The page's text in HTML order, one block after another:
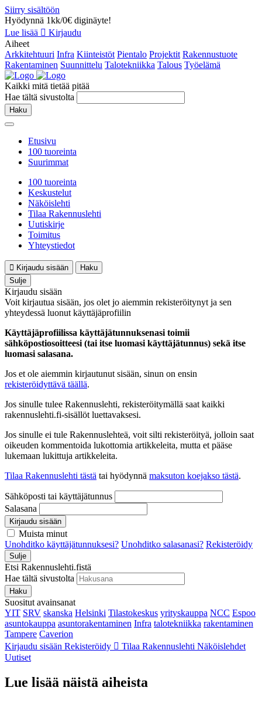
Siirry sisältöön
Hyödynnä 1kk/0€ diginäyte!
Lue lisää
Kirjaudu
Aiheet
Arkkitehtuuri Infra Kiinteistöt Pientalo Projektit Rakennustuote
Rakentaminen Suunnittelu Talotekniikka Talous Työelämä
Kaikki mitä tietää pitää
Hae tältä sivustolta
Haku
Etusivu
100 tuoreinta
Suurimmat
100 tuoreinta
Keskustelut
Näköislehti
Tilaa Rakennuslehti
Uutiskirje
Toimitus
Yhteystiedot
Kirjaudu sisään
Haku
Sulje
Kirjaudu sisään
Voit kirjautua sisään, jos olet jo aiemmin rekisteröitynyt ja sen
yhteydessä luonut käyttäjäprofiilin
Käyttäjäprofiilissa käyttäjätunnuksenasi toimii
sähköpostiosoitteesi (tai itse luomasi käyttäjätunnus) sekä itse
luomasi salasana.
Jos et ole aiemmin kirjautunut sisään, sinun on ensin
rekisteröidyttävä täällä.
Jos sinulle tulee Rakennuslehti, rekisteröitymällä saat kaikki
rakennuslehti.fi-sisällöt luettavaksesi.
Jos sinulle ei tule Rakennuslehteä, voit silti rekisteröityä, jolloin saat
oikeuden kommentoida lukottomia artikkeleita, mutta et pääse
lukemaan lukittuja artikkeleita.
Tilaa Rakennuslehti tästä tai hyödynnä maksuton koejakso tästä.
Sähköposti tai käyttäjätunnus
Salasana
Kirjaudu sisään
Muista minut
Unohditko käyttäjätunnuksesi? Unohditko salasanasi? Rekisteröidy
Sulje
Etsi Rakennuslehti.fistä
Hae tältä sivustolta
Haku
Suositut avainsanat
YIT SRV skanska Helsinki Tilastokeskus yrityskauppa NCC Espoo
asuntokauppa asuntorakentaminen Infra talotekniikka rakentaminen
Tampere Caverion
Kirjaudu sisään Rekisteröidy Tilaa Rakennuslehti Näköislehdet
Uutiset
Lue lisää näistä aiheista